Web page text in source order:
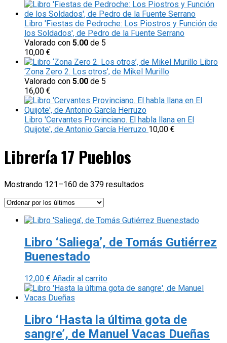
Libro 'Fiestas de Pedroche: Los Piostros y Función de
los Soldados', de Pedro de la Fuente Serrano
Valorado con 5.00 de 5
10,00 €
Libro
‘Zona Zero 2. Los otros’, de Mikel Murillo
Valorado con 5.00 de 5
16,00 €
Libro 'Cervantes Provinciano. El habla llana en El
Quijote', de Antonio García Herruzo 10,00 €
Librería 17 Pueblos
Mostrando 121–160 de 379 resultados
Libro ‘Saliega’, de Tomás Gutiérrez
Buenestado
12,00 € Añadir al carrito
Libro ‘Hasta la última gota de
sangre’, de Manuel Vacas Dueñas